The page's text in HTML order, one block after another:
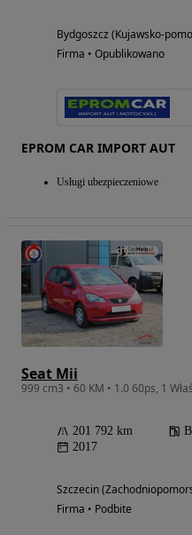
Bydgoszcz (Kujawsko-
Firma • Opublikowano
EPROM CAR IMPORT AUT
Usługi ubezpieczeniowe
Seat Mii
999 cm3 • 60 KM • 1.0 60ps, 1
201 792 km
2017
Szczecin
Firma • Podbite